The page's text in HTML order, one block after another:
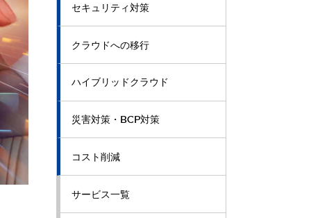
セキュリティ対策
クラウドへの移行
ハイブリッドクラウド
災害対策・BCP対策
コスト削減
サービス一覧